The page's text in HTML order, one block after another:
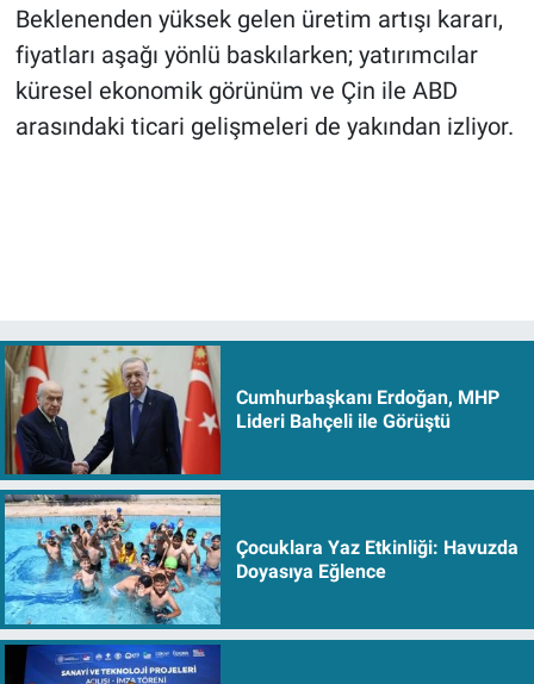
Beklenenden yüksek gelen üretim artışı kararı,
fiyatları aşağı yönlü baskılarken; yatırımcılar
küresel ekonomik görünüm ve Çin ile ABD
arasındaki ticari gelişmeleri de yakından izliyor.
Cumhurbaşkanı Erdoğan, MHP
Lideri Bahçeli ile Görüştü
Çocuklara Yaz Etkinliği: Havuzda
Doyasıya Eğlence